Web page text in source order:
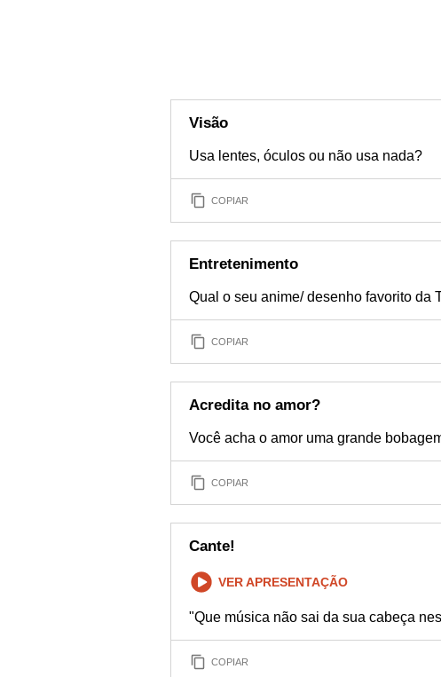
Visão
Usa lentes, óculos ou não usa nada?
COPIAR
Entretenimento
Qual o seu anime/ desenho favorito da
COPIAR
Acredita no amor?
Você acha o amor uma grande
COPIAR
Cante!
VER APRESENTAÇÃO
"Que música não sai da sua cabeça
COPIAR